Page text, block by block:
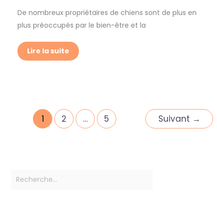
De nombreux propriétaires de chiens sont de plus en
plus préoccupés par le bien-être et la
Lire la suite
1 2 … 5 Suivant →